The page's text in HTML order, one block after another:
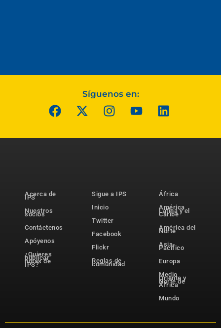
Síguenos en:
Acerca de
IPS
Nuestros
socios
Contáctenos
Apóyenos
¿Quieres
publicar
notas de
IPS?
Sigue a IPS
Inicio
Twitter
Facebook
Flickr
Reglas de
comunidad
África
América
Latina y el
Caribe
América del
Norte
Asia-
Pacífico
Europa
Medio
Oriente y
Norte de
África
Mundo